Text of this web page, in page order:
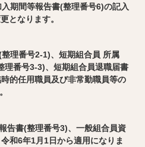
期間等報告書(整理番号6)の記入
となります。
理番号2-1)、短期組合員 所属
理番号3-3)、短期組合員退職届書
的任用職員及び非常勤職員等の
告書(整理番号3)、一般組合員資
和6年1月1日から適用になりま